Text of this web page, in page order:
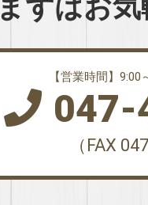
まずはお気
【営業時間】
047-
（FAX